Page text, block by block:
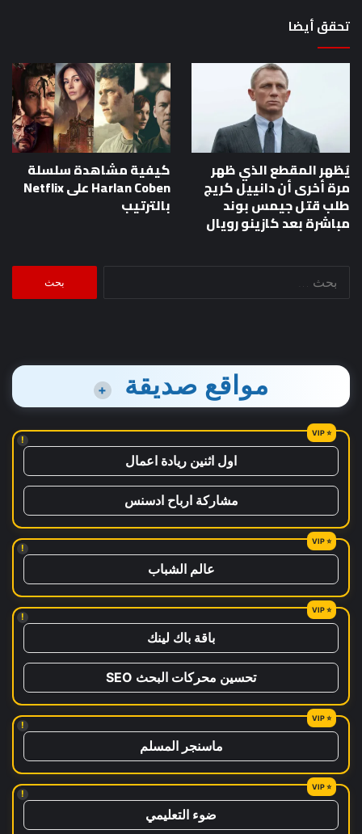
تحقق أيضا
يُظهر المقطع الذي ظهر
مرة أخرى أن دانييل كريج
طلب قتل جيمس بوند
مباشرة بعد كازينو رويال
كيفية مشاهدة سلسلة
Harlan Coben على Netflix
بالترتيب
مواقع صديقة +
!
اول اثنين ريادة اعمال
مشاركة ارباح ادسنس
!
عالم الشباب
!
باقة باك لينك
تحسين محركات البحث SEO
!
ماسنجر المسلم
!
ضوء التعليمي